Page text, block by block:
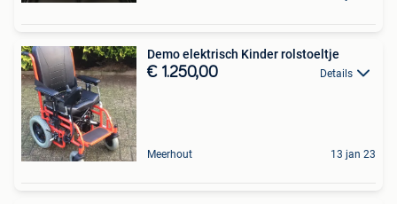
Demo elektrisch Kinder rolstoeltje
€ 1.250,00 Details
Meerhout 13 jan 23